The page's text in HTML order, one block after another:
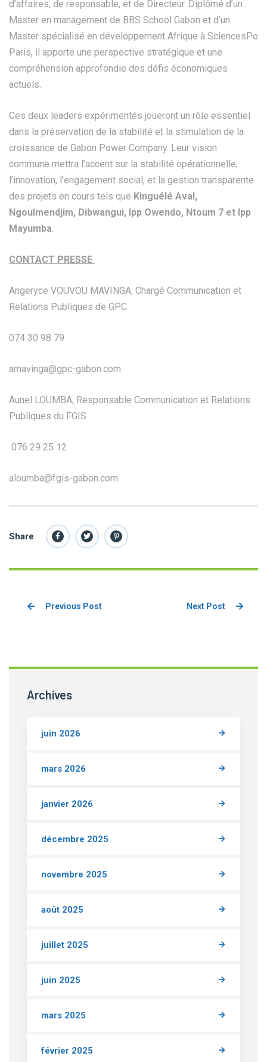
d’affaires, de responsable, et de Directeur. Diplômé d’un
Master en management de BBS School Gabon et d’un
Master spécialisé en développement Afrique à SciencesPo
Paris, il apporte une perspective stratégique et une
compréhension approfondie des défis économiques
actuels.
Ces deux leaders expérimentés joueront un rôle essentiel
dans la préservation de la stabilité et la stimulation de la
croissance de Gabon Power Company. Leur vision
commune mettra l’accent sur la stabilité opérationnelle,
l’innovation, l’engagement social, et la gestion transparente
des projets en cours tels que Kinguélé Aval,
Ngoulmendjim, Dibwangui, Ipp Owendo, Ntoum 7 et Ipp
Mayumba.
CONTACT PRESSE
Angeryce VOUVOU MAVINGA, Chargé Communication et
Relations Publiques de GPC
074 30 98 79
amavinga@gpc-gabon.com
Aunel LOUMBA, Responsable Communication et Relations
Publiques du FGIS
076 29 25 12
aloumba@fgis-gabon.com
Share
Previous Post Next Post
Archives
juin 2026
mars 2026
janvier 2026
décembre 2025
novembre 2025
août 2025
juillet 2025
juin 2025
mars 2025
février 2025